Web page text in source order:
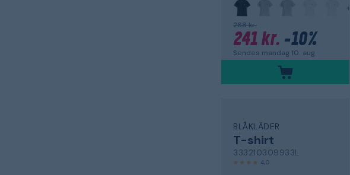
+
268 kr.
241 kr. -10%
Sendes mandag 10. aug.
BLÅKLÄDER
T-shirt
333210309933L
4,0